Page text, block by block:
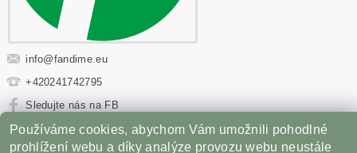
info@fandime.eu
+420241742795
Sledujte nás na FB
Sportovní výživa | Fitness oblečení | Věci z filmů |
Používáme cookies, abychom Vám umožnili pohodlné
prohlížení webu a díky analýze provozu webu neustále